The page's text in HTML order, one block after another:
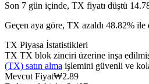
Hisse senetleri, döviz, değerli
Son 7 gün içinde, TX fiyatı düştü
Geçen aya göre, TX azaldı 48.82%
TX Piyasa İstatistikleri
TX TX blok zinciri üzerine inşa
(TX) satın alma işlemini güvenli ve
Mevcut Fiyat₩2.89